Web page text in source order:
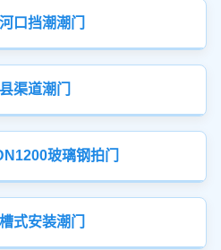
口挡潮潮门
渠道潮门
玻璃钢拍门
式安装潮门